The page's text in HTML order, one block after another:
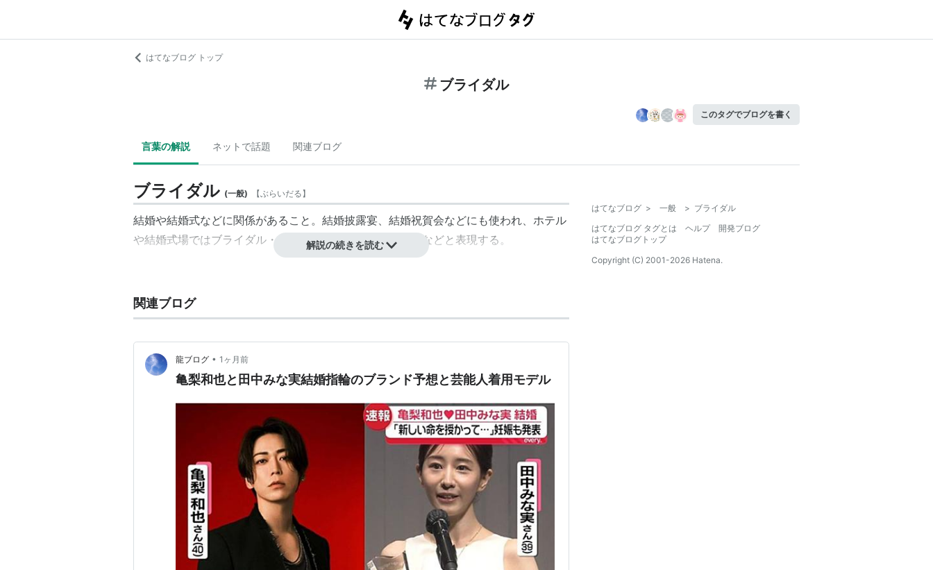
はてなブログ トップ
ブライダル
このタグでブログを書く
言葉の解説 ネットで話題 関連ブログ
ブライダル (一般) 【ぶらいだる】
結婚や結婚式などに関係があること。結婚披露宴、結婚祝賀会などにも使われ、ホテル
や結婚式場ではブライダル・フェア、ブライダル・サロンなどと表現する。
解説の続きを読む
関連ブログ
龍ブログ • 1ヶ月前
亀梨和也と田中みな実結婚指輪のブランド予想と芸能人着用モデル
はてなブログ > 一般 > ブライダル
はてなブログ タグとは
ヘルプ
開発ブログ
はてなブログトップ
Copyright (C) 2001-2026 Hatena.